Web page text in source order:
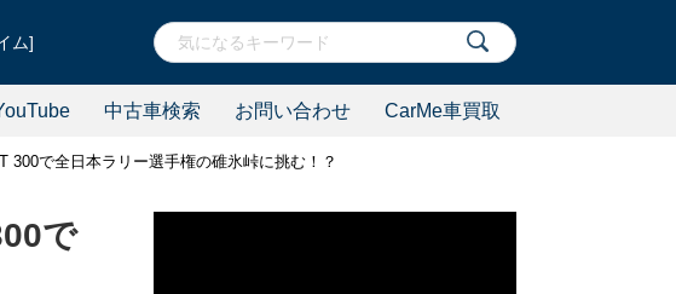
ム]
中古車検索 お問い合わせ CarMe車買取
300で全日本ラリー選手権の碓氷峠に挑む！？
で